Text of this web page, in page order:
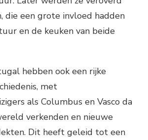
die een grote invloed hadden
en de keuken van beide
hebben ook een rijke
met
als Columbus en Vasco da
verkenden en nieuwe
Dit heeft geleid tot een